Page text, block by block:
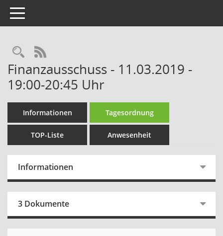
Toggle navigation
Rechercheauswahl
RSS-Feed
Finanzausschuss - 11.03.2019 -
19:00-20:45 Uhr
Informationen Tagesordnung
TOP-Liste Anwesenheit
Informationen
3 Dokumente